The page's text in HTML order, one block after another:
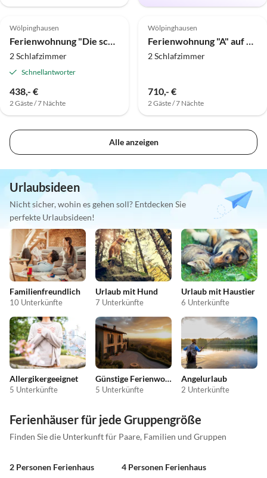
5.0 (9)
Wölpinghausen
Ferienwohnung "Die schöne Aussicht"
2 Schlafzimmer
Schnellantworter
438,- €
2 Gäste / 7 Nächte
Wölpinghausen
Ferienwohnung "A" auf dem Fachwerkhof Kaufmann
2 Schlafzimmer
710,- €
2 Gäste / 7 Nächte
Alle anzeigen
Urlaubsideen
Nicht sicher, wohin es gehen soll? Entdecken Sie
perfekte Urlaubsideen!
Familienfreundlich
10 Unterkünfte
Urlaub mit Hund
7 Unterkünfte
Urlaub mit Haustier
6 Unterkünfte
Allergikergeeignet
5 Unterkünfte
Günstige Ferienwohnungen
5 Unterkünfte
Angelurlaub
2 Unterkünfte
Ferienhäuser für jede Gruppengröße
Finden Sie die Unterkunft für Paare, Familien und Gruppen
2 Personen Ferienhaus 4 Personen Ferienhaus